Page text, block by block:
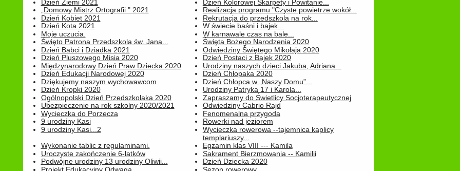
Dzień Ziemi 2021
Dzień Kolorowej Skarpety i Powitanie...
„Domowy Mistrz Ortografii " 2021
Dzień Kobiet 2021
Realizacja programu "Czyste powietrze wokół...
Rekrutacja do przedszkola na rok...
Dzień Kota 2021
Moje uczucia.
W świecie baśni i bajek...
W karnawale czas na bale...
Święto Patrona Przedszkola św. Jana...
Dzień Babci i Dziadka 2021
Święta Bożego Narodzenia 2020
Odwiedziny Świętego Mikołaja 2020
Dzień Pluszowego Misia 2020
Międzynarodowy Dzień Praw Dziecka 2020
Dzień Postaci z Bajek 2020
Urodziny naszych dzieci Jakuba, Adriana...
Dzień Edukacji Narodowej 2020
Dziękujemy naszym wychowawcom
Dzień Chłopaka 2020
Dzień Chłopca w „Naszy Domu”...
Dzień Kropki 2020
Ogólnopolski Dzień Przedszkolaka 2020
Urodziny Patryka 17 i Karola...
Zapraszamy do Świetlicy Socjoterapeutycznej
Ubezpieczenie na rok szkolny 2020/2021
Wycieczka do Porzecza
Odwiedziny Cabrio Rajd
Fenomenalna przygoda
9 urodziny Kasi
9 urodziny Kasi...2
Rowerki nad jeziorem
Wycieczka rowerowa --tajemnica kaplicy
templariuszy...
Wykonanie tablic z regulaminami.
Uroczyste zakończenie 6-latków
Egzamin klas VIII --- Kamila
Sakrament Bierzmowania -- Kamilii
Podwójne urodziny 13 urodziny Oliwii...
Dzień Dziecka 2020